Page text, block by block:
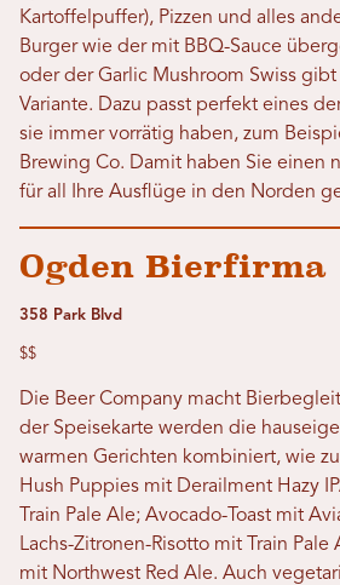
Kartoffelpuffer), Pizzen und alles
Burger wie der mit BBQ-Sauce
oder der Garlic Mushroom Swiss
Variante. Dazu passt perfekt eines
sie immer vorrätig haben, zum
Brewing Co. Damit haben Sie einen
für all Ihre Ausflüge in den Norden
Ogden Bierfirma
358 Park Blvd
$$
Die Beer Company macht
der Speisekarte werden die
warmen Gerichten kombiniert, wie
Hush Puppies mit Derailment Hazy
Train Pale Ale; Avocado-Toast mit
Lachs-Zitronen-Risotto mit Train Pale
mit Northwest Red Ale. Auch